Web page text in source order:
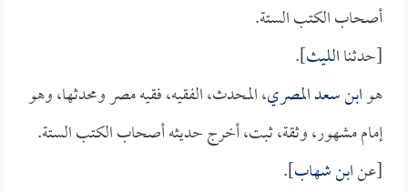
أصحاب الكتب الستة.
[حدثناالليث].
هوابن سعد المصري، المحدث، الفقيه، فقيه مصر ومحدثها، وهو
إمام مشهور، وثقة، ثبت، أخرج حديثه أصحاب الكتب الستة.
[عنابن شهاب].